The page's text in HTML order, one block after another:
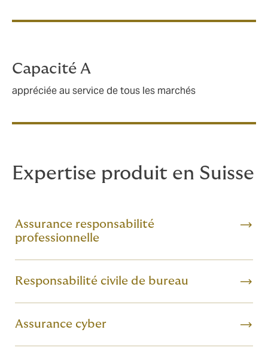
Capacité A
appréciée au service de tous les marchés
Expertise produit en Suisse
Assurance responsabilité
professionnelle
Responsabilité civile de bureau
Assurance cyber